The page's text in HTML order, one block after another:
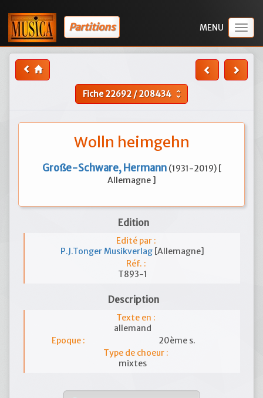
Partitions
Fiche22692/208434 unfold_more
Wolln heimgehn
Große-Schware, Hermann (1931-2019) [
Allemagne ]
Edition
Edité par :
P.J.Tonger Musikverlag [Allemagne]
Réf. :
T893-1
Description
Texte en :
allemand
Epoque :
20ème s.
Type de choeur :
mixtes